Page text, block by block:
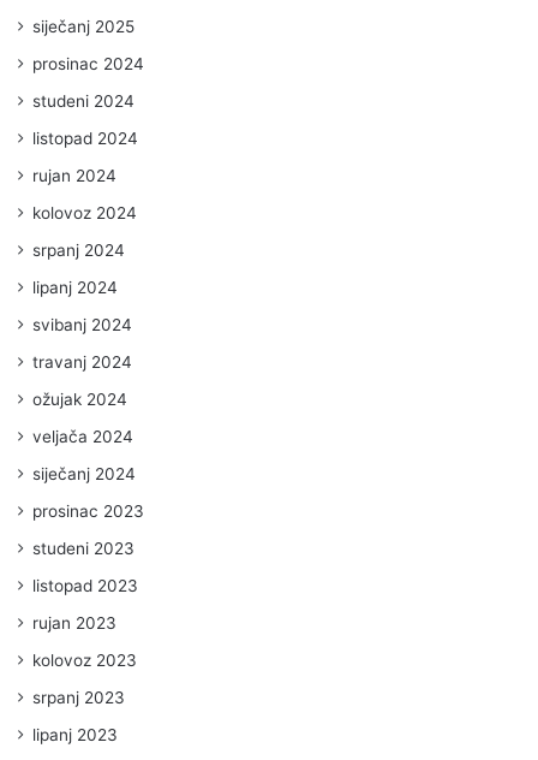
siječanj 2025
prosinac 2024
studeni 2024
listopad 2024
rujan 2024
kolovoz 2024
srpanj 2024
lipanj 2024
svibanj 2024
travanj 2024
ožujak 2024
veljača 2024
siječanj 2024
prosinac 2023
studeni 2023
listopad 2023
rujan 2023
kolovoz 2023
srpanj 2023
lipanj 2023